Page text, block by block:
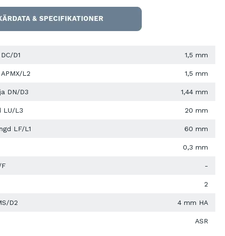
D1 1,5 mm
L2 1,5 mm
DN/D3 1,44 mm
LU/L3 20 mm
LF/L1 60 mm
0,3 mm
F -
2
D2 4 mm HA
ASR